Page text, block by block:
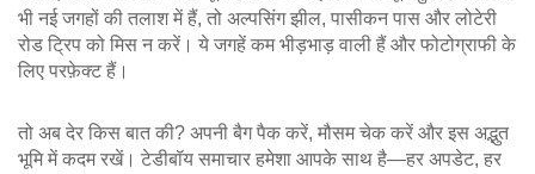
भी नई जगहों की तलाश में हैं, तो अल्पसिंग झील, पासीकन पास और लोटेरी
रोड ट्रिप को मिस न करें। ये जगहें कम भीड़भाड़ वाली हैं और फोटोग्राफी के
लिए परफ़ेक्ट हैं।
तो अब देर किस बात की? अपनी बैग पैक करें, मौसम चेक करें और इस अद्भुत
भूमि में कदम रखें। टेडीबॉय समाचार हमेशा आपके साथ है—हर अपडेट, हर